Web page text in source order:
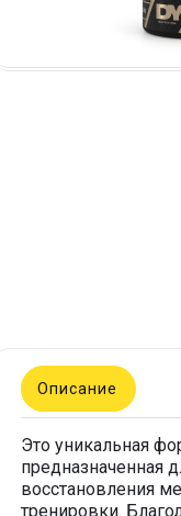
Описание
Это уникальная
предназначенная
восстановления
тренировки.